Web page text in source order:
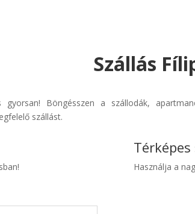
Szállás
gyorsan! Böngésszen a szállodák,
szállást.
Használja a